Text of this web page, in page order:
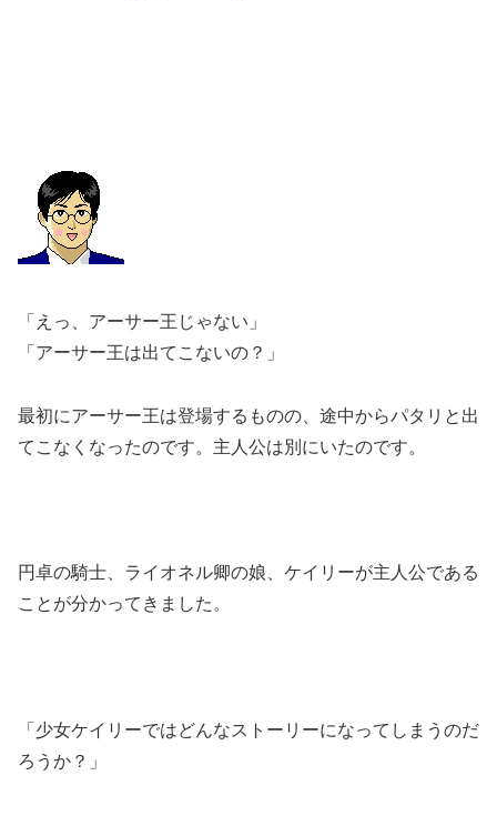
「えっ、アーサー王じゃない」
「アーサー王は出てこないの？」
最初にアーサー王は登場するものの、途中からパタリと出
てこなくなったのです。主人公は別にいたのです。
円卓の騎士、ライオネル卿の娘、ケイリーが主人公である
ことが分かってきました。
「少女ケイリーではどんなストーリーになってしまうのだ
ろうか？」